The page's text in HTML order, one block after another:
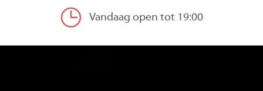
Vandaag open tot 19:00